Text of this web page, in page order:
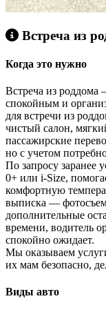
Встреча из
Когда это нужно
Встреча из
спокойным и
для встречи из
чистый салон,
пассажирские
но с учетом
По запросу заранее
0+ или i‑Size,
комфортную
выписка —
дополнительные
времени, водитель
спокойно ожидает.
Мы оказываем
их мам безопасно,
Виды авто